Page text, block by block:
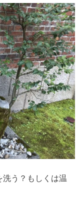
洗う？もしくは温